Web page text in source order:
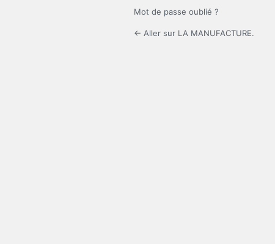
Mot de passe oublié ?
← Aller sur LA MANUFACTURE.